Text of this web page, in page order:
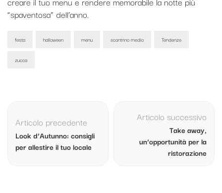
“spaventosa” dell’anno.
festa halloween menu scontrino medio Tendenze
zucca
articolo
Articolo precedente
Look d’Autunno: consigli
per allestire il tuo locale
Articolo successivo
Take away,
un’opportunità per la
ristorazione